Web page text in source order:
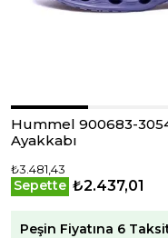
Hummel 900683-
Ayakkabı
₺3.481,43
Sepette ₺2.437,01
Peşin Fiyatına 6